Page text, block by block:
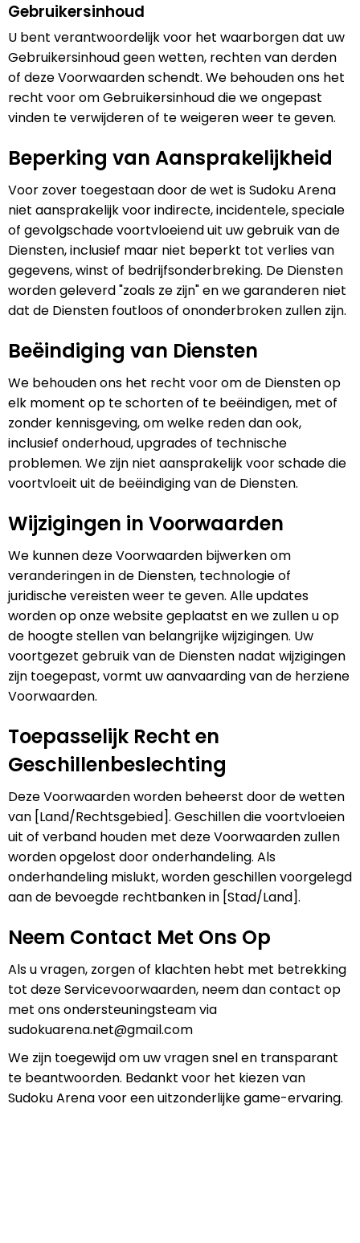
Gebruikersinhoud
U bent verantwoordelijk voor het waarborgen dat uw
Gebruikersinhoud geen wetten, rechten van derden
of deze Voorwaarden schendt. We behouden ons het
recht voor om Gebruikersinhoud die we ongepast
vinden te verwijderen of te weigeren weer te geven.
Beperking van Aansprakelijkheid
Voor zover toegestaan door de wet is Sudoku Arena
niet aansprakelijk voor indirecte, incidentele, speciale
of gevolgschade voortvloeiend uit uw gebruik van de
Diensten, inclusief maar niet beperkt tot verlies van
gegevens, winst of bedrijfsonderbreking. De Diensten
worden geleverd "zoals ze zijn" en we garanderen niet
dat de Diensten foutloos of ononderbroken zullen zijn.
Beëindiging van Diensten
We behouden ons het recht voor om de Diensten op
elk moment op te schorten of te beëindigen, met of
zonder kennisgeving, om welke reden dan ook,
inclusief onderhoud, upgrades of technische
problemen. We zijn niet aansprakelijk voor schade die
voortvloeit uit de beëindiging van de Diensten.
Wijzigingen in Voorwaarden
We kunnen deze Voorwaarden bijwerken om
veranderingen in de Diensten, technologie of
juridische vereisten weer te geven. Alle updates
worden op onze website geplaatst en we zullen u op
de hoogte stellen van belangrijke wijzigingen. Uw
voortgezet gebruik van de Diensten nadat wijzigingen
zijn toegepast, vormt uw aanvaarding van de herziene
Voorwaarden.
Toepasselijk Recht en
Geschillenbeslechting
Deze Voorwaarden worden beheerst door de wetten
van [Land/Rechtsgebied]. Geschillen die voortvloeien
uit of verband houden met deze Voorwaarden zullen
worden opgelost door onderhandeling. Als
onderhandeling mislukt, worden geschillen voorgelegd
aan de bevoegde rechtbanken in [Stad/Land].
Neem Contact Met Ons Op
Als u vragen, zorgen of klachten hebt met betrekking
tot deze Servicevoorwaarden, neem dan contact op
met ons ondersteuningsteam via
sudokuarena.net@gmail.com
We zijn toegewijd om uw vragen snel en transparant
te beantwoorden. Bedankt voor het kiezen van
Sudoku Arena voor een uitzonderlijke game-ervaring.